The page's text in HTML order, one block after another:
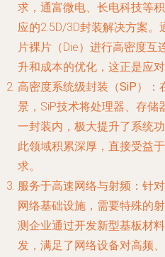
求，通富微电、长电科技等
应的2.5D/3D封装解决方案
片裸片（Die）进行高密度互
升和成本的优化，这正是应
高密度系统级封装（SiP）
景，SiP技术将处理器、存储
一封装内，极大提升了系统
此领域积累深厚，直接受益
求。
服务于高速网络与射频 ：针
网络基础设施，需要特殊的
测企业通过开发新型基板材
发 ，满足了网络设备对高频